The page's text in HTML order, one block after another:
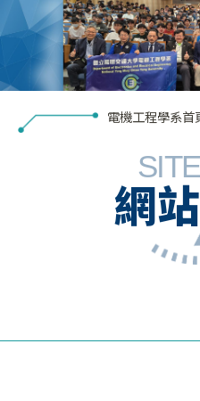
電機工程學系首
網